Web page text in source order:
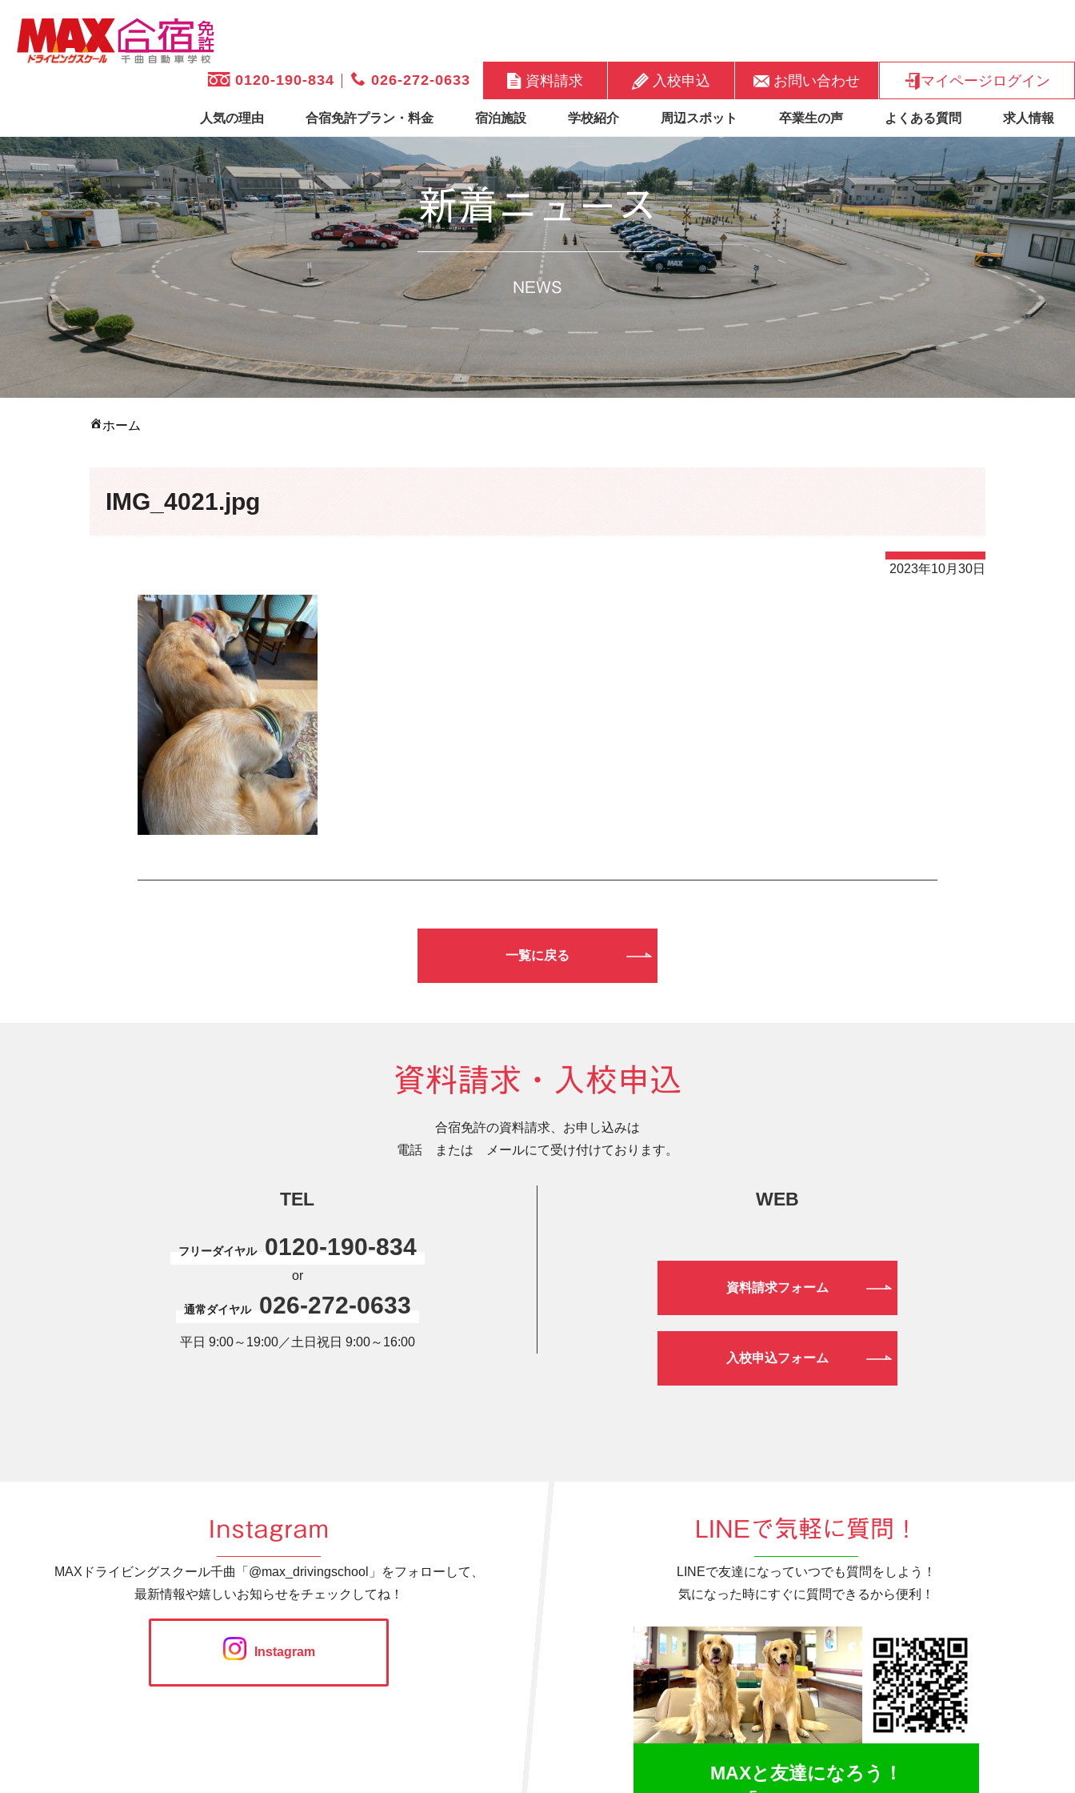
0120-190-834 026-272-0633 資料請求 入校申込 お問い合わせ マイページログイン
人気の理由 合宿免許プラン・料金 宿泊施設 学校紹介 周辺スポット 卒業生の声 よくある質問 求人情報
新着ニュース
NEWS
ホーム
IMG_4021.jpg
2023年10月30日
一覧に戻る
資料請求・入校申込
合宿免許の資料請求、お申し込みは
電話 または メールにて受け付けております。
TEL
フリーダイヤル 0120-190-834
or
通常ダイヤル 026-272-0633
平日 9:00～19:00／土日祝日 9:00～16:00
WEB
資料請求フォーム
入校申込フォーム
Instagram
MAXドライビングスクール千曲「@max_drivingschool」をフォローして、
最新情報や嬉しいお知らせをチェックしてね！
Instagram
LINEで気軽に質問！
LINEで友達になっていつでも質問をしよう！
気になった時にすぐに質問できるから便利！
MAXと友達になろう！